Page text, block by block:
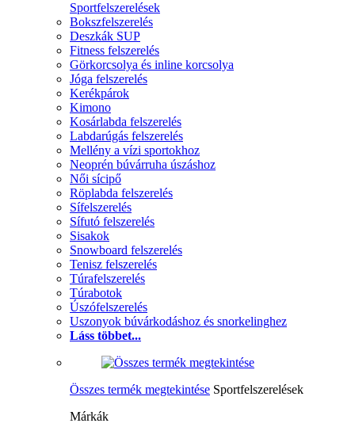
Sportfelszerelések
Bokszfelszerelés
Deszkák SUP
Fitness felszerelés
Görkorcsolya és inline korcsolya
Jóga felszerelés
Kerékpárok
Kimono
Kosárlabda felszerelés
Labdarúgás felszerelés
Mellény a vízi sportokhoz
Neoprén búvárruha úszáshoz
Női sícipő
Röplabda felszerelés
Sífelszerelés
Sífutó felszerelés
Sisakok
Snowboard felszerelés
Tenisz felszerelés
Túrafelszerelés
Túrabotok
Úszófelszerelés
Uszonyok búvárkodáshoz és snorkelinghez
Láss többet...
Összes termék megtekintése Sportfelszerelések
Márkák